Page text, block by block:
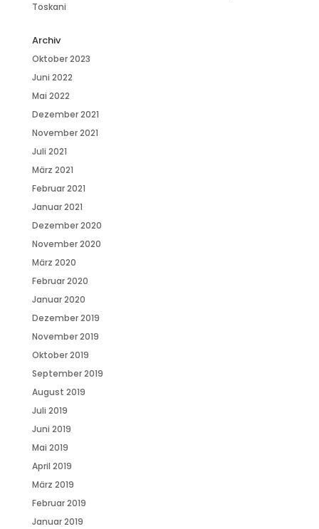
Toskani
Archiv
Oktober 2023
Juni 2022
Mai 2022
Dezember 2021
November 2021
Juli 2021
März 2021
Februar 2021
Januar 2021
Dezember 2020
November 2020
März 2020
Februar 2020
Januar 2020
Dezember 2019
November 2019
Oktober 2019
September 2019
August 2019
Juli 2019
Juni 2019
Mai 2019
April 2019
März 2019
Februar 2019
Januar 2019